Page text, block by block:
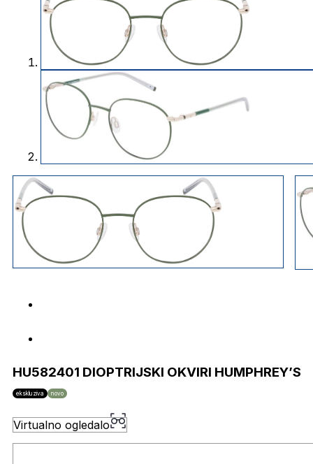
HU582401 DIOPTRIJSKI OKVIRI HUMPHREY’S
ekskluziva novo
Virtualno ogledalo